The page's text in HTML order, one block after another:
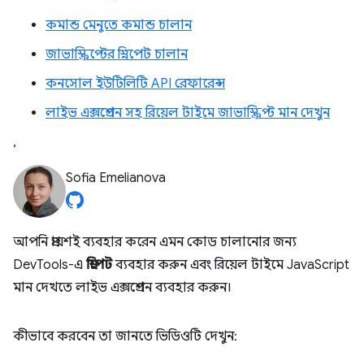
কমান্ড মেনুতে কমান্ড চালান
জাভাস্ক্রিপ্টের স্নিপেট চালান
কনসোল ইউটিলিটি API রেফারেন্স
লাইভ এক্সপ্রেশন সহ রিয়েল টাইমে জাভাস্ক্রিপ্ট মান দেখুন
,
Sofia Emelianova
আপনি প্রায়শই ব্যবহার করেন এমন কোড চালানোর জন্য
DevTools-এস্নিপেটব্যবহার করুন এবং রিয়েল টাইমে JavaScript
মান দেখতে লাইভ এক্সপ্রেশন ব্যবহার করুন।
কীভাবে করবেন তা জানতে ভিডিওটি দেখুন: